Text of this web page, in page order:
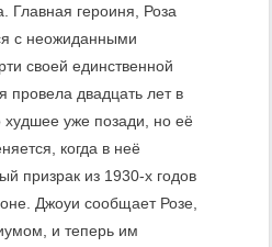
героиня, Роза
с неожиданными
своей единственной
провела двадцать лет в
худшее уже позади, но её
когда в неё
призрак из 1930-х годов
Джоуи сообщает Розе,
и теперь им